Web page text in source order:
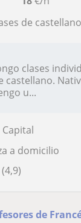
de castellano
clases
castellano.
u...
a domicilio
(4,9)
de